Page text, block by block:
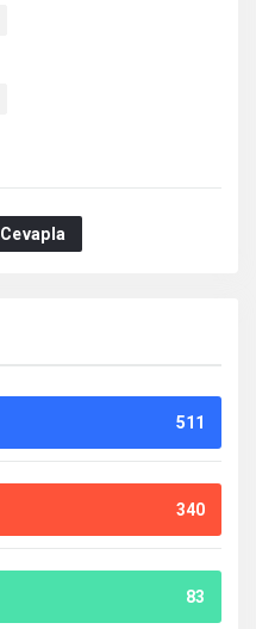
Cevapla
511
340
83